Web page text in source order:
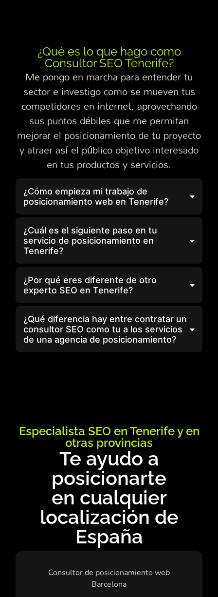
¿Qué es lo que hago como
Consultor SEO Tenerife?
Me pongo en marcha para entender tu
sector e investigo como se mueven tus
competidores en internet, aprovechando
sus puntos débiles que me permitan
mejorar el posicionamiento de tu proyecto
y atraer así el público objetivo interesado
en tus productos y servicios.
¿Cómo empieza mi trabajo de
posicionamiento web en Tenerife?
¿Cuál es el siguiente paso en tu
servicio de posicionamiento en
Tenerife?
¿Por qué eres diferente de otro
experto SEO en Tenerife?
¿Qué diferencia hay entre contratar un
consultor SEO como tu a los servicios
de una agencia de posicionamiento?
Especialista SEO en Tenerife y en
otras provincias
Te ayudo a
posicionarte
en cualquier
localización de
España
Consultor de posicionamiento web
Barcelona